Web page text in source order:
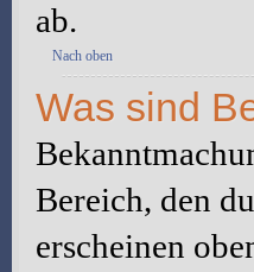
ab.
Nach oben
Was sind
Bereich, den
erscheinen